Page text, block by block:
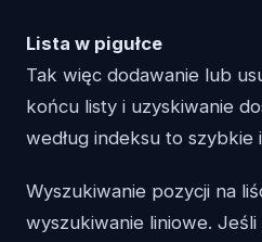
Lista w pigułce
Tak więc dodawanie lub
końcu listy i uzyskiwanie
według indeksu to szybkie
Wyszukiwanie pozycji na
wyszukiwanie liniowe.